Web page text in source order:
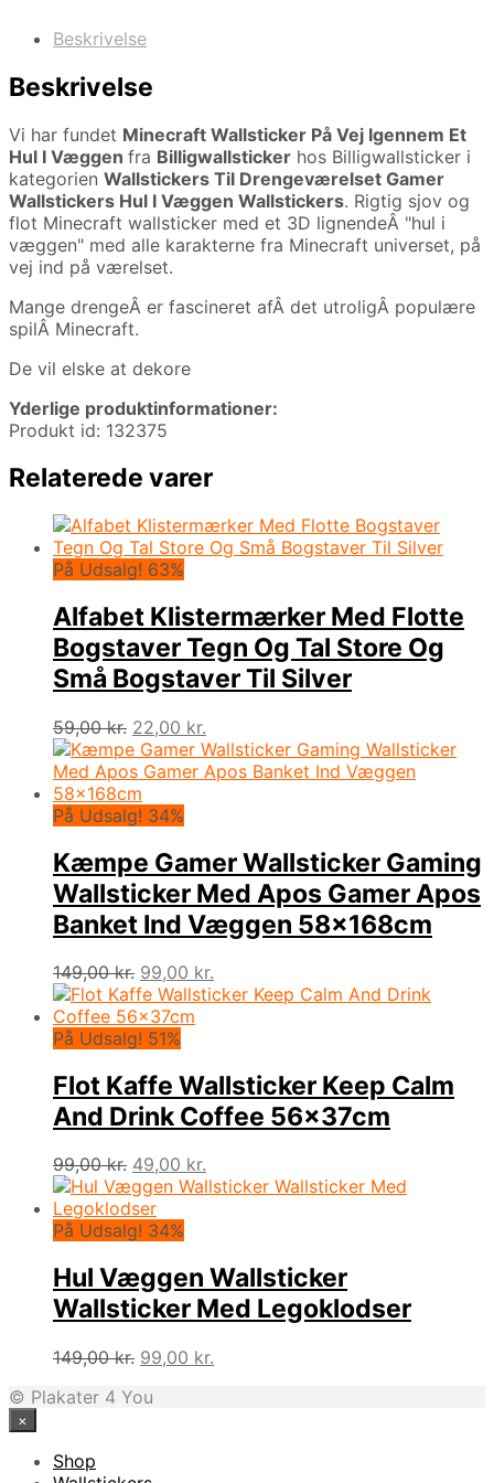
Beskrivelse
Beskrivelse
Vi har fundet Minecraft Wallsticker På Vej Igennem Et
Hul I Væggen fra Billigwallsticker hos Billigwallsticker i
kategorien Wallstickers Til Drengeværelset Gamer
Wallstickers Hul I Væggen Wallstickers. Rigtig sjov og
flot Minecraft wallsticker med et 3D lignendeÂ "hul i
væggen" med alle karakterne fra Minecraft universet, på
vej ind på værelset.
Mange drengeÂ er fascineret afÂ det utroligÂ populære
spilÂ Minecraft.
De vil elske at dekore
Yderlige produktinformationer:
Produkt id: 132375
Relaterede varer
På Udsalg! 63%
Alfabet Klistermærker Med Flotte
Bogstaver Tegn Og Tal Store Og
Små Bogstaver Til Silver
59,00kr. Den
oprindelige
pris
var:
59,00 kr..
22,00 kr.
aktuelle
pris
På Udsalg! 34%
Kæmpe Gamer Wallsticker Gaming
Wallsticker Med Apos Gamer Apos
Banket Ind Væggen 58x168cm
149,00kr. Den
oprindelige
pris
var:
99,00 kr.
aktuelle
På Udsalg! 51%
Flot Kaffe Wallsticker Keep Calm
And Drink Coffee 56x37cm
99,00kr. Den
oprindelige
pris
var:
49,00 kr.
aktuelle
På Udsalg! 34%
Hul Væggen Wallsticker
Wallsticker Med Legoklodser
149,00kr. Den
pris
99,00 kr.
© Plakater 4 You
×
Shop